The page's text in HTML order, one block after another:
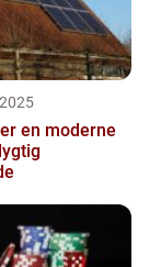
en moderne